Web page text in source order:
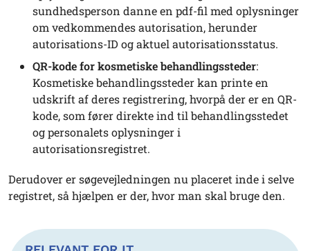
sundhedsperson danne en pdf-fil med oplysninger
om vedkommendes autorisation, herunder
autorisations-ID og aktuel autorisationsstatus.
QR-kode for kosmetiske behandlingssteder:
Kosmetiske behandlingssteder kan printe en
udskrift af deres registrering, hvorpå der er en QR-
kode, som fører direkte ind til behandlingsstedet
og personalets oplysninger i
autorisationsregistret.
Derudover er søgevejledningen nu placeret inde i selve
registret, så hjælpen er der, hvor man skal bruge den.